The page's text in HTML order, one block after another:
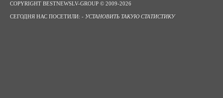
COPYRIGHT BESTNEWSLV-GROUP © 2009-2026
СЕГОДНЯ НАС ПОСЕТИЛИ: - УСТАНОВИТЬ ТАКУЮ СТАТИСТИКУ